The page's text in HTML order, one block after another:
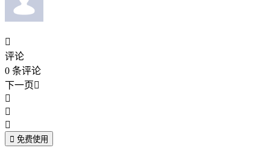

评论
0 条评论
下一页



 免费使用